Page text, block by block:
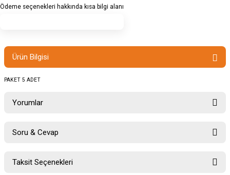
Ödeme seçenekleri hakkında kısa bilgi alanı
Ürün Bilgisi
PAKET 5 ADET
Yorumlar
Soru & Cevap
Taksit Seçenekleri